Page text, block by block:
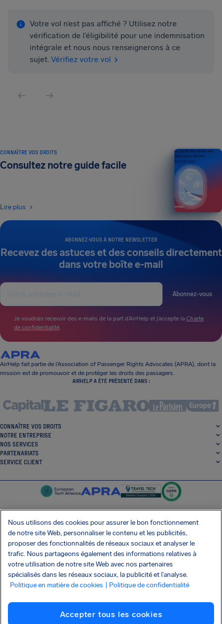
Votre vol n’est pas affiché ? Utilisez notre
vérification de l’éligibilité pour une indemnisation
intégrale et nous nous renseignerons à ce
sujet. Vérifiez votre vol
ABONNEZ-VOUS À NOTRE NEWSLETTER
Recevez des astuces et des conseils directement
dans votre boîte e-mail
Abonnez-vous
Je voudrais recevoir des e-mails de la part d’AirHelp et j’accepte la Charte
de confidentialité.
CONNAÎTRE VOS DROITS
Consultez notre guide facile
Lire plus
Un guide des droits des
passagers aériens
ÉDITION 2026
AirHelp fait partie de l’Association of Passenger Rights Advocates (APRA), dont la
mission est de promouvoir et de protéger les droits des passagers.
AIRHELP A ÉTÉ PRÉSENTÉ DANS :
CONNAÎTRE VOS DROITS
NOTRE ENTREPRISE
NOS SERVICES
PARTENARIATS
SERVICE CLIENT
SocialFacebook
SocialTwitter
SocialInstagram
SocialLinkedin
OBTENEZ NOTRE APPLI GRATUITE
Politique de confidentialité Cookies Imprint
Attaque de la chaîne d'approvisionnement Shai-Hulud
Nous utilisons des cookies pour assurer le bon fonctionnement
de notre site Web, personnaliser le contenu et les publicités,
proposer des fonctionnalités de réseaux sociaux et analyser le
trafic. Nous partageons également des informations relatives à
votre utilisation de notre site Web avec nos partenaires
spécialisés dans les réseaux sociaux, la publicité et l’analyse.
Politique en matière de cookies
| Politique de confidentialité
Accepter tous les cookies